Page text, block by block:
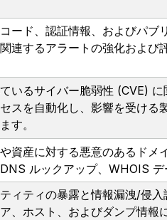
ード、認証情報、およびパブ
連するアラートの強化および
いるサイバー脆弱性 (CVE)
スを自動化し、影響を受け
す。
資産に対する悪意のあるドメ
ルックアップ、WHOIS デ
ィティの暴露と情報漏洩/侵
、ホスト、およびダンプ情報